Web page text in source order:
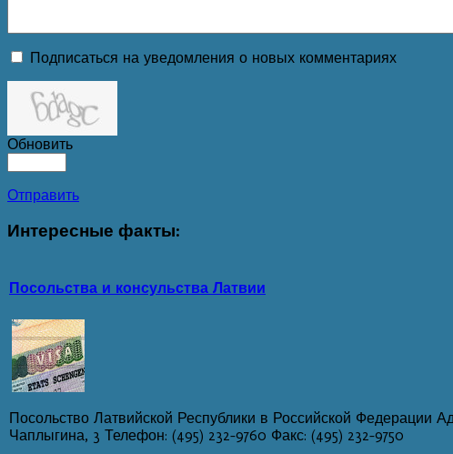
Подписаться на уведомления о новых комментариях
Обновить
Отправить
Интересные факты:
Посольства и консульства Латвии
Посольство Латвийской Республики в Российской Федерации
Чаплыгина, 3 Телефон: (495) 232-9760 Факс: (495) 232-9750